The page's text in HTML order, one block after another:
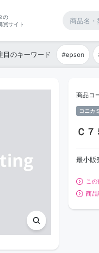
の
買サイト
目のキーワード #epson
商品コ
コニカ
Ｃ
最小販
こ
商品